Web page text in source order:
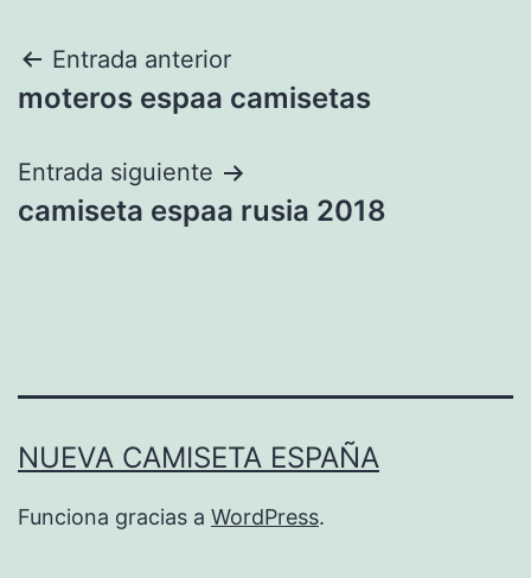
Navegación
de
entradas
Entrada anterior
moteros espaa camisetas
Entrada siguiente
camiseta espaa rusia 2018
NUEVA CAMISETA ESPAÑA
Funciona gracias a WordPress.